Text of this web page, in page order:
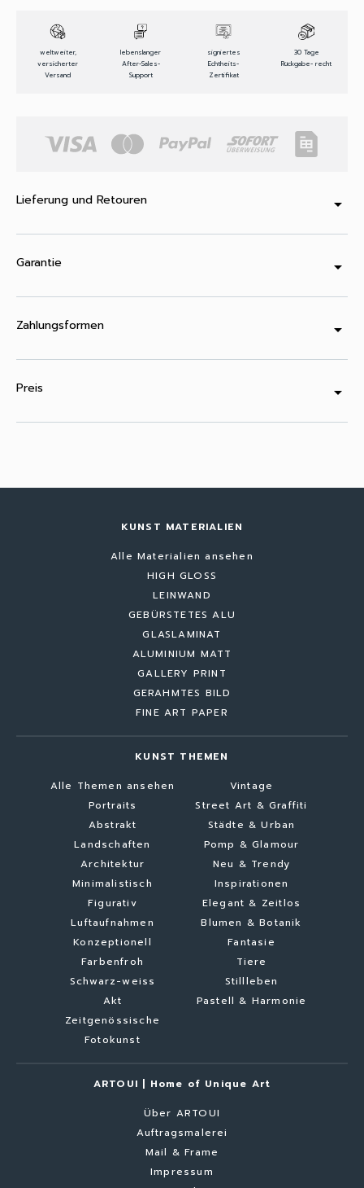
weltweiter,
versicherter
Versand
lebenslanger
After-Sales-
Support
signiertes
Echtheits-
Zertifikat
30 Tage
Rückgabe- recht
Lieferung und Retouren arrow_drop_down
Garantie arrow_drop_down
Zahlungsformen arrow_drop_down
Preis arrow_drop_down
KUNST MATERIALIEN
Alle Materialien ansehen
HIGH GLOSS
LEINWAND
GEBÜRSTETES ALU
GLASLAMINAT
ALUMINIUM MATT
GALLERY PRINT
GERAHMTES BILD
FINE ART PAPER
KUNST THEMEN
Alle Themen ansehen
Portraits
Abstrakt
Landschaften
Architektur
Minimalistisch
Figurativ
Luftaufnahmen
Konzeptionell
Farbenfroh
Schwarz-weiss
Akt
Zeitgenössische
Fotokunst
Vintage
Street Art & Graffiti
Städte & Urban
Pomp & Glamour
Neu & Trendy
Inspirationen
Elegant & Zeitlos
Blumen & Botanik
Fantasie
Tiere
Stillleben
Pastell & Harmonie
ARTOUI | Home of Unique Art
Über ARTOUI
Auftragsmalerei
Mail & Frame
Impressum